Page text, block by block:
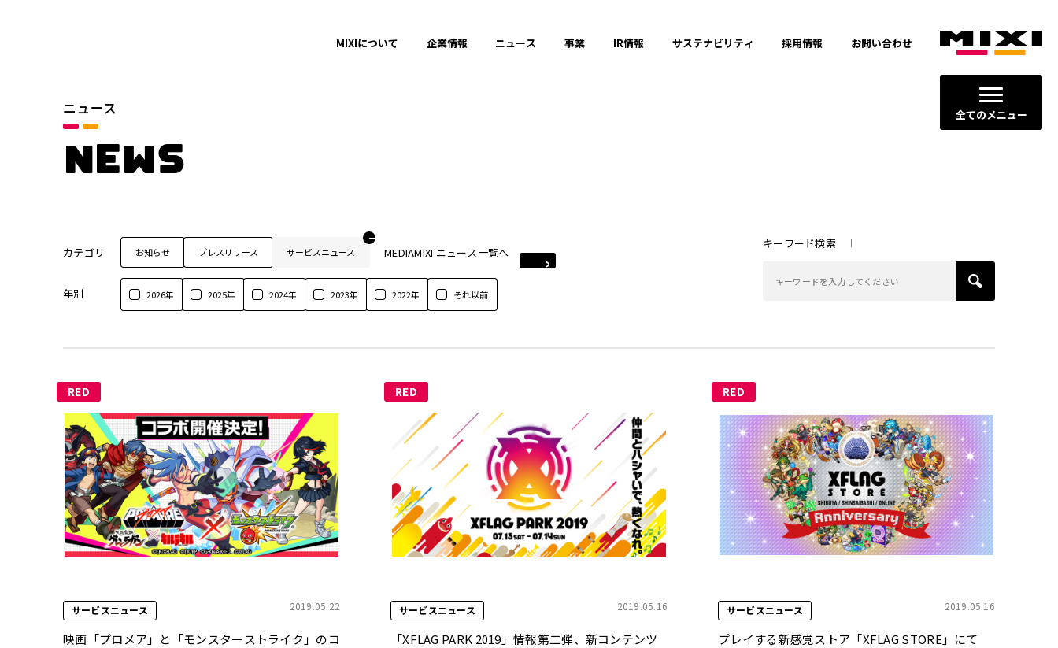
全てのメニュー
MIXIについて 企業情報 ニュース 事業 IR情報 サステナビリティ 採用情報 お問い合わせ
ニュース
NEWS
カテゴリ お知らせ プレスリリース サービスニュース MEDIAMIXI ニュース一覧へ
年別 2026年 2025年 2024年 2023年 2022年 それ以前
キーワード検索
RED
サービスニュース 2019.05.22
映画「プロメア」と「モンスターストライク」のコ
RED
サービスニュース 2019.05.16
「XFLAG PARK 2019」情報第二弾、新コンテンツ
RED
サービスニュース 2019.05.16
プレイする新感覚ストア「XFLAG STORE」にて